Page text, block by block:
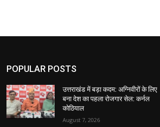
POPULAR POSTS
उत्तराखंड में बड़ा कदम: अग्निवीरों के लिए
बना देश का पहला रोजगार सेल: कर्नल
कोठियाल
August 7, 2026